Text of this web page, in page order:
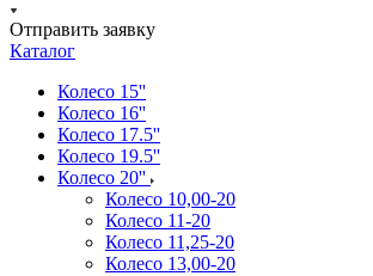
Отправить заявку
Каталог
Колесо 15''
Колесо 16''
Колесо 17.5''
Колесо 19.5''
Колесо 20''
Колесо 10,00-20
Колесо 11-20
Колесо 11,25-20
Колесо 13,00-20